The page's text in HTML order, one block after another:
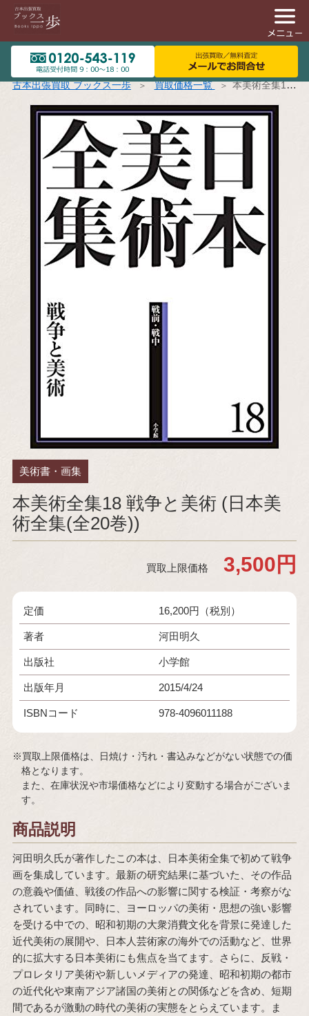
古本出張買取 ブックス一歩 買取価格一覧 本美術全集18 戦争と美術 (日本美術全集(全20巻))
美術書・画集
本美術全集18 戦争と美術 (日本美
術全集(全20巻))
買取上限価格 3,500円
定価 16,200円（税別）
著者 河田明久
出版社 小学館
出版年月 2015/4/24
ISBNコード 978-4096011188
※買取上限価格は、日焼け・汚れ・書込みなどがない状態での価
格となります。
また、在庫状況や市場価格などにより変動する場合がございま
す。
商品説明
河田明久氏が著作したこの本は、日本美術全集で初めて戦争
画を集成しています。最新の研究結果に基づいた、その作品
の意義や価値、戦後の作品への影響に関する検証・考察がな
されています。同時に、ヨーロッパの美術・思想の強い影響
を受ける中での、昭和初期の大衆消費文化を背景に発達した
近代美術の展開や、日本人芸術家の海外での活動など、世界
的に拡大する日本美術にも焦点を当てます。さらに、反戦・
プロレタリア美術や新しいメディアの発達、昭和初期の都市
の近代化や東南アジア諸国の美術との関係などを含め、短期
間であるが激動の時代の美術の実態をとらえています。ま